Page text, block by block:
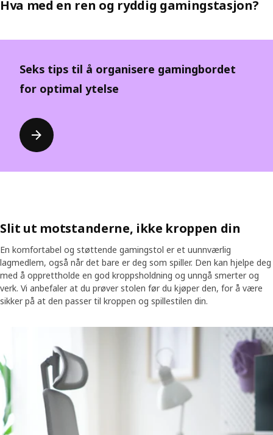
Hva med en ren og ryddig gamingstasjon?
Seks tips til å organisere gamingbordet
for optimal ytelse
Slit ut motstanderne, ikke kroppen din
En komfortabel og støttende gamingstol er et uunnværlig
lagmedlem, også når det bare er deg som spiller. Den kan hjelpe deg
med å opprettholde en god kroppsholdning og unngå smerter og
verk. Vi anbefaler at du prøver stolen før du kjøper den, for å være
sikker på at den passer til kroppen og spillestilen din.